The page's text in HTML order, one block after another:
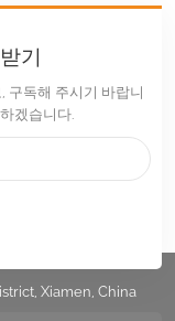
기
구독해 주시기 바랍니
겠습니다.
Xiamen, China